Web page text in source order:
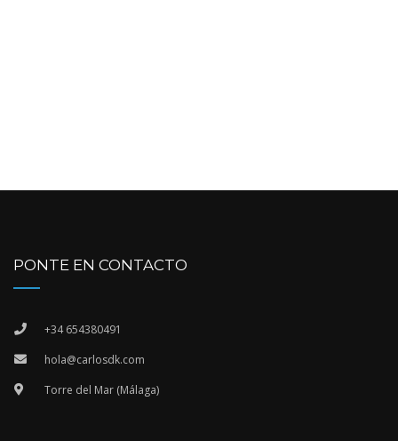
PONTE EN CONTACTO
+34 654380491
hola@carlosdk.com
Torre del Mar (Málaga)